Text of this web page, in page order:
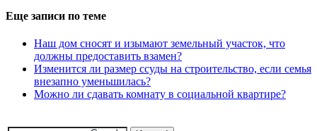
Еще записи по теме
Наш дом сносят и изымают земельный участок, что
должны предоставить взамен?
Изменится ли размер ссуды на строительство, если семья
внезапно уменьшилась?
Можно ли сдавать комнату в социальной квартире?